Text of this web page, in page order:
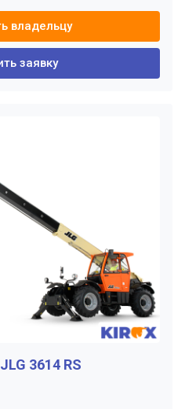
владельцу
заявку
3614 RS